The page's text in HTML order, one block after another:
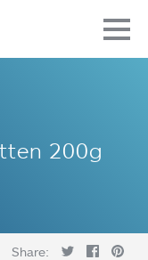
200g
Share: